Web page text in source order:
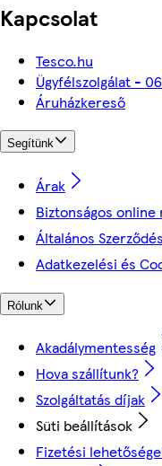
Kapcsolat
Tesco.hu
Ügyfélszolgálat -
Áruházkereső
Segítünk
Árak
Biztonságos online
Általános
Adatkezelési és
Rólunk
Akadálymentesség
Hova szállítunk?
Szolgáltatás díjak
Süti beállítások
Fizetési